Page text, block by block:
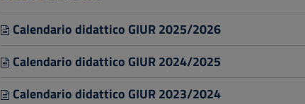
Calendario didattico GIUR 2025/2026
Calendario didattico GIUR 2024/2025
Calendario didattico GIUR 2023/2024